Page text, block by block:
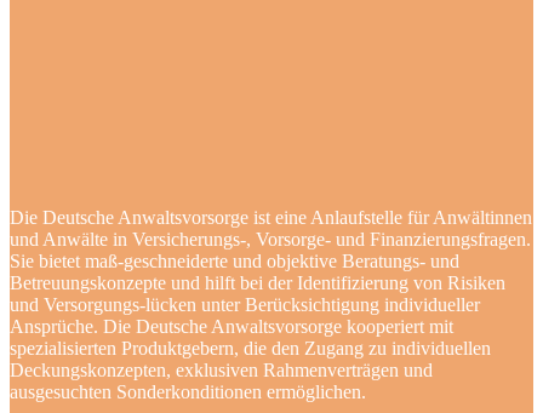
Die Deutsche Anwaltsvorsorge ist eine Anlaufstelle für Anwältinnen
und Anwälte in Versicherungs-, Vorsorge- und Finanzierungsfragen.
Sie bietet maß-geschneiderte und objektive Beratungs- und
Betreuungskonzepte und hilft bei der Identifizierung von Risiken
und Versorgungs-lücken unter Berücksichtigung individueller
Ansprüche. Die Deutsche Anwaltsvorsorge kooperiert mit
spezialisierten Produktgebern, die den Zugang zu individuellen
Deckungskonzepten, exklusiven Rahmenverträgen und
ausgesuchten Sonderkonditionen ermöglichen.